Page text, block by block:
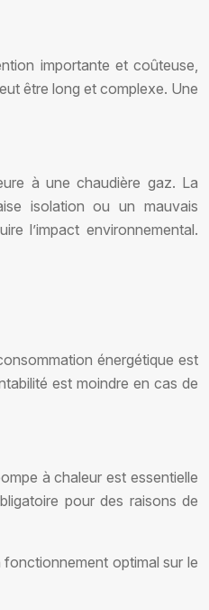
importante et coûteuse,
être long et complexe. Une
à une chaudière gaz. La
isolation ou un mauvais
l’impact environnemental.
énergétique est
est moindre en cas de
à chaleur est essentielle
pour des raisons de
optimal sur le